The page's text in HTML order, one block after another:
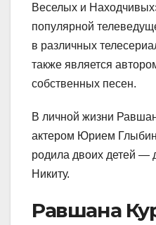
Веселых и
популярной
в различных
также является
собственных песен.
В личной жизни
актером Юрием
родила двоих детей —
Никиту.
Равшана